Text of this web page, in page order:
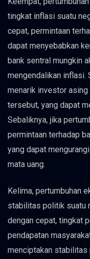
tingkat inflasi suatu
cepat, permintaan
dapat menyebabkan
bank sentral mungkin
mengendalikan inflasi.
menarik investor asing
tersebut, yang dapat
Sebaliknya, jika
permintaan terhadap
yang dapat
mata uang.
Kelima, pertumbuhan
stabilitas politik suatu
dengan cepat, tingkat
pendapatan
menciptakan stabilitas